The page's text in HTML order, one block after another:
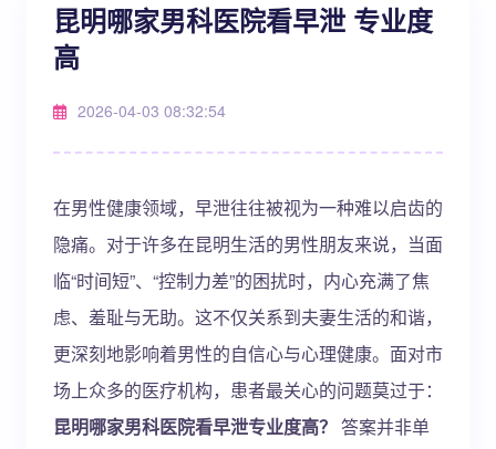
昆明哪家男科医院看早泄 专业度
高
2026-04-03 08:32:54
在男性健康领域，早泄往往被视为一种难以启齿的
隐痛。对于许多在昆明生活的男性朋友来说，当面
临“时间短”、“控制力差”的困扰时，内心充满了焦
虑、羞耻与无助。这不仅关系到夫妻生活的和谐，
更深刻地影响着男性的自信心与心理健康。面对市
场上众多的医疗机构，患者最关心的问题莫过于：
昆明哪家男科医院看早泄专业度高？ 答案并非单